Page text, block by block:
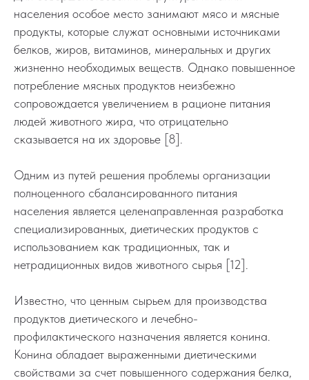
населения особое место занимают мясо и мясные
продукты, которые служат основными источниками
белков, жиров, витаминов, минеральных и других
жизненно необходимых веществ. Однако повышенное
потребление мясных продуктов неизбежно
сопровождается увеличением в рационе питания
людей животного жира, что отрицательно
сказывается на их здоровье [8].
Одним из путей решения проблемы организации
полноценного сбалансированного питания
населения является целенаправленная разработка
специализированных, диетических продуктов с
использованием как традиционных, так и
нетрадиционных видов животного сырья [12].
Известно, что ценным сырьем для производства
продуктов диетического и лечебно-
профилактического назначения является конина.
Конина обладает выраженными диетическими
свойствами за счет повышенного содержания белка,